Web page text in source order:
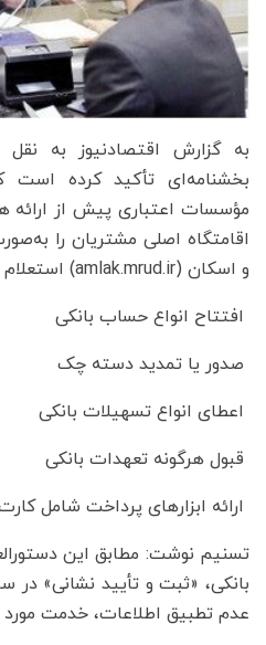
به گزارش اقتصادنیوز به
بخشنامه‌ای تأکید کرده
مؤسسات اعتباری پیش از ارائه
اقامتگاه اصلی مشتریان را
و اسکان (amlak.mrud.ir) استعلام کنند:
افتتاح انواع حساب بانکی
صدور یا تمدید دسته چک
اعطای انواع تسهیلات بانکی
قبول هرگونه تعهدات بانکی
ارائه ابزارهای پرداخت شامل
تسنیم نوشت: مطابق این
بانکی، «ثبت و تأیید نشانی»
عدم تطبیق اطلاعات، خدمت مورد